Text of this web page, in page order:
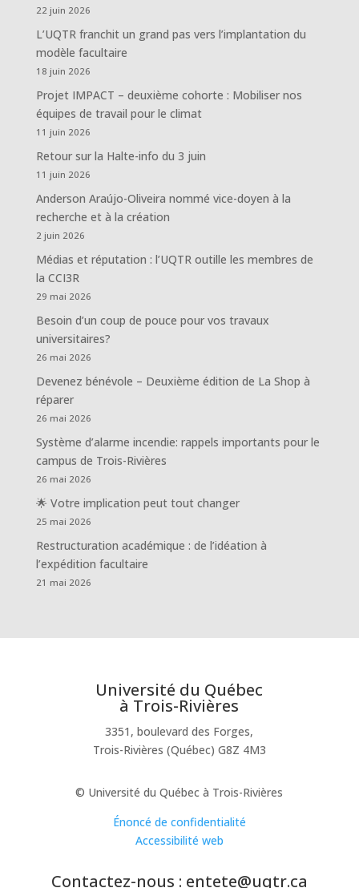
22 juin 2026
L’UQTR franchit un grand pas vers l’implantation du
modèle facultaire
18 juin 2026
Projet IMPACT – deuxième cohorte : Mobiliser nos
équipes de travail pour le climat
11 juin 2026
Retour sur la Halte-info du 3 juin
11 juin 2026
Anderson Araújo-Oliveira nommé vice-doyen à la
recherche et à la création
2 juin 2026
Médias et réputation : l’UQTR outille les membres de
la CCI3R
29 mai 2026
Besoin d’un coup de pouce pour vos travaux
universitaires?
26 mai 2026
Devenez bénévole – Deuxième édition de La Shop à
réparer
26 mai 2026
Système d’alarme incendie: rappels importants pour le
campus de Trois-Rivières
26 mai 2026
🌟 Votre implication peut tout changer
25 mai 2026
Restructuration académique : de l’idéation à
l’expédition facultaire
21 mai 2026
Université du Québec
à Trois-Rivières
3351, boulevard des Forges,
Trois-Rivières (Québec) G8Z 4M3
© Université du Québec à Trois-Rivières
Énoncé de confidentialité
Accessibilité web
Contactez-nous : entete@uqtr.ca